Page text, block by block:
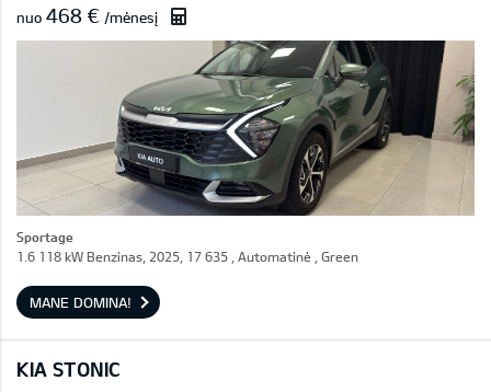
nuo 468 € /mėnesį
Sportage
1.6 118 kW Benzinas, 2025, 17 635 , Automatinė , Green
MANE DOMINA!
KIA STONIC